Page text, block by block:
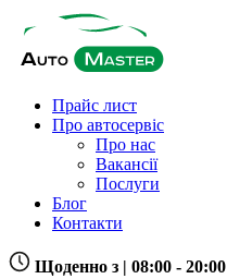
Прайс лист
Про автосервіс
Про нас
Вакансії
Послуги
Блог
Контакти
Щоденно з | 08:00 - 20:00